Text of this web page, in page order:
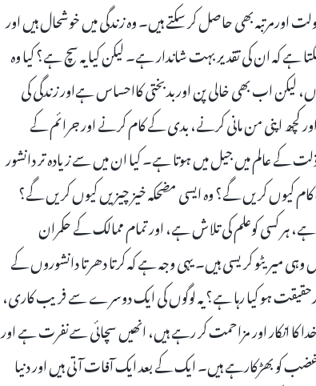
بھی حاصل کر سکتے ہیں۔ وہ زندگی میں خوشحال ہیں اور
ہے کہ ان کی تقدیر بہت شاندار ہے۔ لیکن کیا یہ سچ ہے؟ کیا وہ
اب بھی خالی پن اوربدبختی کااحساس ہےاور زندگی کی
کچھ اپنی من مانی کرنے، بدی کے کام کرنے اور جرائم کے
کے عالم میں جیل میں ہوتا ہے۔ کیا ان میں سے زیادہ تر دانشور
کام کیوں کریں گے؟ وہ ایسی مضحکہ خیز چیزیں کیوں کریں گے؟
ہر کسی کوعلم کی تلاش ہے، اور تمام ممالک کے حکمران
میریٹو کریسی ہیں۔ یہی وجہ ہے کہ کرتا دھرتا دانشوروں کے
درحقیقت ہو کیا رہا ہے؟ یہ لوگوں کی ایک دوسرے سے فریب کاری،
کا انکار اور مزاحمت کر رہے ہیں، انھیں سچائی سےنفرت ہے اور
کو بھڑکارہے ہیں۔ ایک کے بعد ایک آفات آتی ہیں اور دنیا